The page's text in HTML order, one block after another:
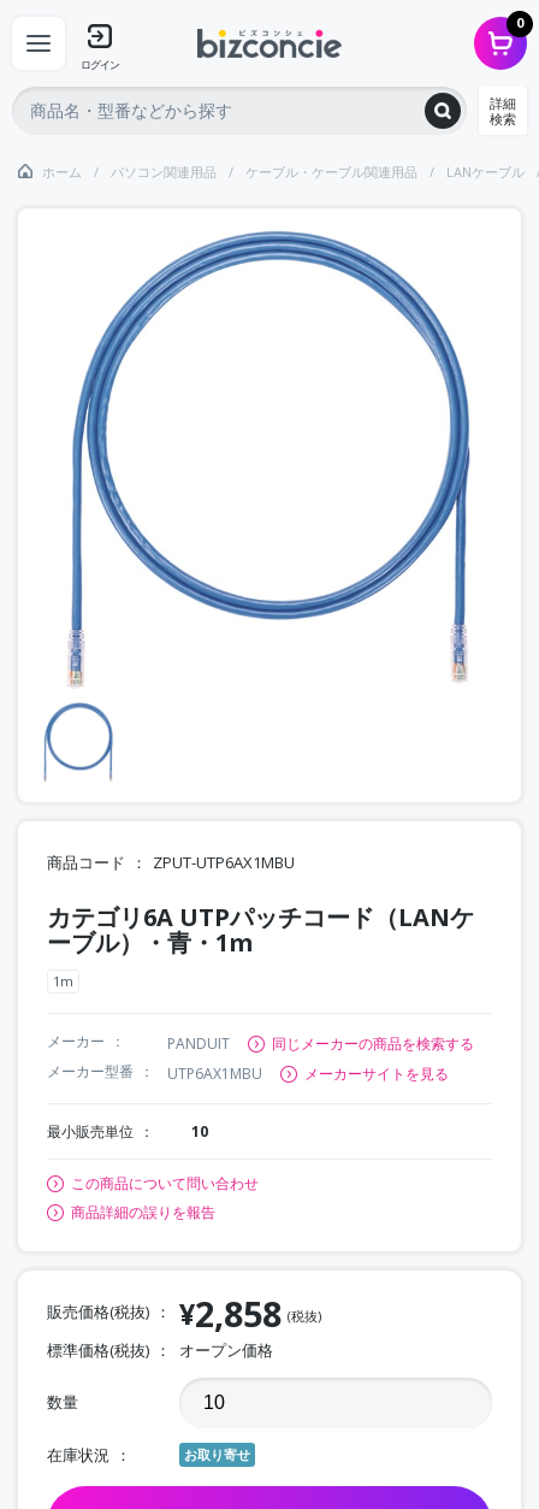
ログイン
0
詳細
検索
ホーム パソコン関連用品 ケーブル・ケーブル関連用品 LANケーブル
商品コード ZPUT-UTP6AX1MBU
カテゴリ6A UTPパッチコード（LANケ
ーブル）・青・1m
1m
メーカー PANDUIT
同じメーカーの商品を検索する
メーカー型番
UTP6AX1MBU メーカーサイトを見る
最小販売単位 10
この商品について問い合わせ
商品詳細の誤りを報告
販売価格(税抜) ¥2,858 (税抜)
標準価格(税抜) オープン価格
数量
在庫状況 お取り寄せ